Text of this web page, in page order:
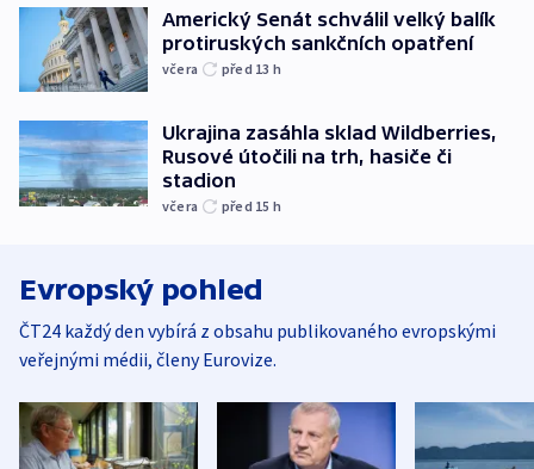
Americký Senát schválil velký balík
protiruských sankčních opatření
včera před 13 h
Ukrajina zasáhla sklad Wildberries,
Rusové útočili na trh, hasiče či
stadion
včera před 15 h
Evropský pohled
ČT24 každý den vybírá z obsahu publikovaného evropskými
veřejnými médii, členy Eurovize.